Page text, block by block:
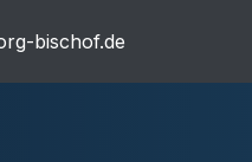
bischof.de